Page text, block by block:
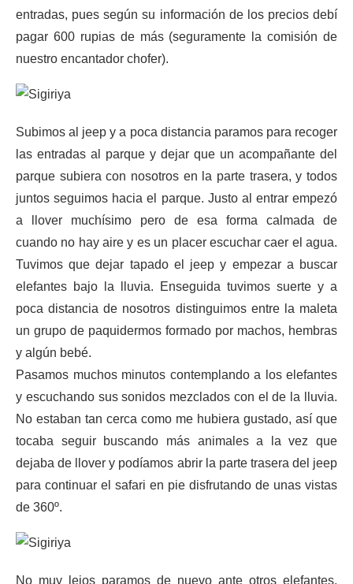
entradas, pues según su información de los precios debí
pagar 600 rupias de más (seguramente la comisión de
nuestro encantador chofer).
Subimos al jeep y a poca distancia paramos para recoger
las entradas al parque y dejar que un acompañante del
parque subiera con nosotros en la parte trasera, y todos
juntos seguimos hacia el parque. Justo al entrar empezó
a llover muchísimo pero de esa forma calmada de
cuando no hay aire y es un placer escuchar caer el agua.
Tuvimos que dejar tapado el jeep y empezar a buscar
elefantes bajo la lluvia. Enseguida tuvimos suerte y a
poca distancia de nosotros distinguimos entre la maleta
un grupo de paquidermos formado por machos, hembras
y algún bebé.
Pasamos muchos minutos contemplando a los elefantes
y escuchando sus sonidos mezclados con el de la lluvia.
No estaban tan cerca como me hubiera gustado, así que
tocaba seguir buscando más animales a la vez que
dejaba de llover y podíamos abrir la parte trasera del jeep
para continuar el safari en pie disfrutando de unas vistas
de 360º.
No muy lejos paramos de nuevo ante otros elefantes,